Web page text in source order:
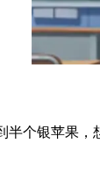
个银苹果